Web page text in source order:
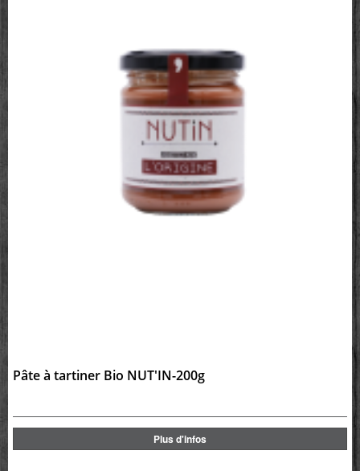
Pâte à tartiner Bio NUT'IN-200g
Plus d'infos